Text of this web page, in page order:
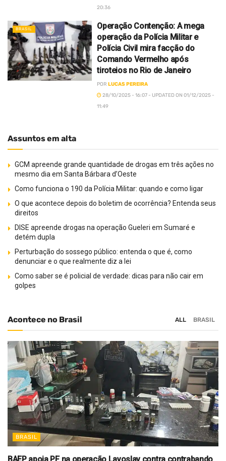
20:36
BRASIL
Operação Contenção: A mega
operação da Polícia Militar e
Polícia Civil mira facção do
Comando Vermelho após
tiroteios no Rio de Janeiro
POR LUCAS PEREIRA
28/10/2025 - 16:07 - UPDATED ON 01/12/2025 -
11:49
Assuntos em alta
GCM apreende grande quantidade de drogas em três ações no
mesmo dia em Santa Bárbara d’Oeste
Como funciona o 190 da Polícia Militar: quando e como ligar
O que acontece depois do boletim de ocorrência? Entenda seus
direitos
DISE apreende drogas na operação Gueleri em Sumaré e
detém dupla
Perturbação do sossego público: entenda o que é, como
denunciar e o que realmente diz a lei
Como saber se é policial de verdade: dicas para não cair em
golpes
Acontece no Brasil ALL BRASIL
BRASIL
BAEP apoia PF na operação Lavoslav contra contrabando